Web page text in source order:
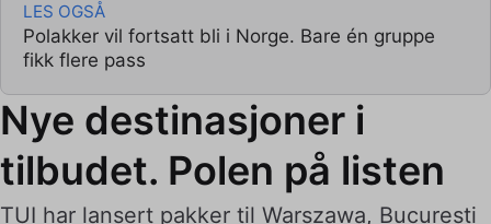
LES OGSÅ
Polakker vil fortsatt bli i Norge. Bare én gruppe
fikk flere pass
Nye destinasjoner i
tilbudet. Polen på listen
TUI har lansert pakker til Warszawa, București